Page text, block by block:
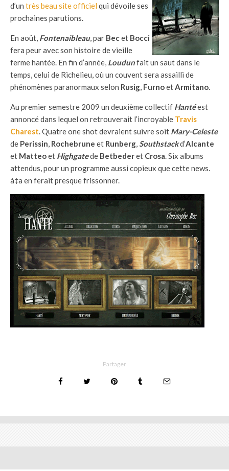
d’un très beau site officiel qui dévoile ses
prochaines parutions.
En août, Fontenaibleau, par Becet Bocci
fera peur avec son histoire de vieille
ferme hantée. En fin d’année, Loudunfait un saut dans le
temps, celui de Richelieu, où un couvent sera assailli de
phénomènes paranormaux selon Rusig, FurnoetArmitano.
Au premier semestre 2009 un deuxième collectif Hantéest
annoncé dans lequel on retrouverait l’incroyable Travis
Charest. Quatre one shot devraient suivre soit Mary-Celeste
de Perissin, Rochebrune et Runberg,Southstackd’Alcante
et Matteoet Highgatede Betbederet Crosa. Six albums
attendus, pour un programme aussi copieux que cette news.
à‡a en ferait presque frissonner.
Partager